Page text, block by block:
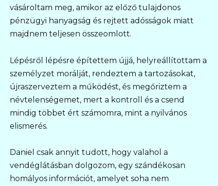
vásároltam meg, amikor az előző tulajdonos
pénzügyi hanyagság és rejtett adósságok miatt
majdnem teljesen összeomlott.
Lépésről lépésre építettem újjá, helyreállítottam a
személyzet morálját, rendeztem a tartozásokat,
újraszerveztem a működést, és megőriztem a
névtelenségemet, mert a kontroll és a csend
mindig többet ért számomra, mint a nyilvános
elismerés.
Daniel csak annyit tudott, hogy valahol a
vendéglátásban dolgozom, egy szándékosan
homályos információt, amelyet soha nem